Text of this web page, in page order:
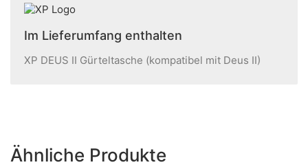
Im Lieferumfang enthalten
XP DEUS II Gürteltasche (kompatibel mit Deus II)
Ähnliche Produkte